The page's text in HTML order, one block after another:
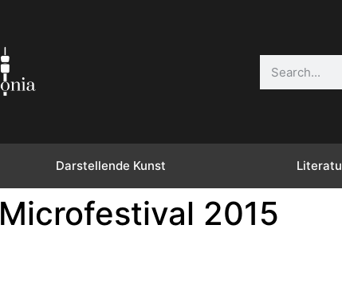
Darstellende Kunst
Microfestival 2015